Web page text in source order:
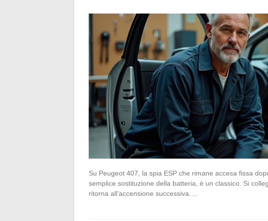
Su Peugeot 407, la spia ESP che rimane accesa fissa
semplice sostituzione della batteria, è un classico. Si
ritorna all’accensione successiva.…